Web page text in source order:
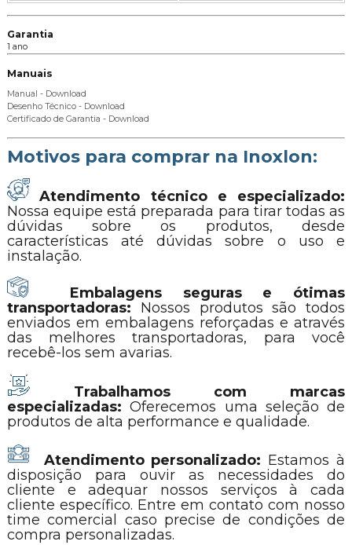
Garantia
1 ano
Manuais
Manual - Download
Desenho Técnico - Download
Certificado de Garantia - Download
Motivos para comprar na Inoxlon:
Atendimento técnico e especializado:
Nossa equipe está preparada para tirar todas as
dúvidas sobre os produtos, desde
características até dúvidas sobre o uso e
instalação.
Embalagens seguras e ótimas
transportadoras: Nossos produtos são todos
enviados em embalagens reforçadas e através
das melhores transportadoras, para você
recebê-los sem avarias.
Trabalhamos com marcas
especializadas:Oferecemos uma seleção de
produtos de alta performance e qualidade.
Atendimento personalizado: Estamos à
disposição para ouvir as necessidades do
cliente e adequar nossos serviços à cada
cliente específico. Entre em contato com nosso
time comercial caso precise de condições de
compra personalizadas.